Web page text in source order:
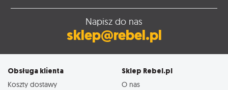
Napisz do nas
sklep@rebel.pl
Obsługa klienta
Koszty dostawy
Sklep Rebel.pl
O nas